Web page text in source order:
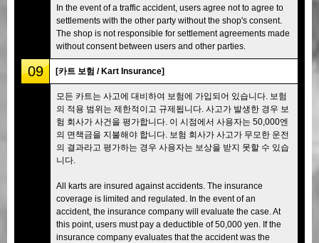
In the event of a traffic accident, users agree not to agree to
settlements with the other party without the shop's consent.
The shop is not responsible for settlement agreements made
without consent between users and other parties.
09 [카트 보험 / Kart Insurance]
모든 카트는 사고에 대비하여 보험에 가입되어 있습니다. 보험
의 적용 범위는 제한적이고 규제됩니다. 사고가 발생한 경우 보
험 회사가 사건을 평가합니다. 이 시점에서 사용자는 50,000엔
의 면책금을 지불해야 합니다. 보험 회사가 사고가 무모한 운전
의 결과라고 평가하는 경우 사용자는 보상을 받지 못할 수 있습
니다.
All karts are insured against accidents. The insurance
coverage is limited and regulated. In the event of an
accident, the insurance company will evaluate the case. At
this point, users must pay a deductible of 50,000 yen. If the
insurance company evaluates that the accident was the